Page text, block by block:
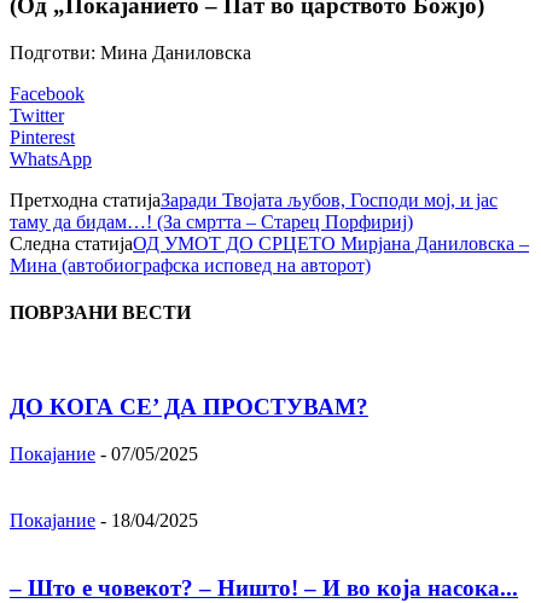
(Од „Покајанието – Пат во царството Божјо)
Подготви: Мина Даниловска
Facebook
Twitter
Pinterest
WhatsApp
Претходна статијаЗаради Твојата љубов, Господи мој, и јас
таму да бидам…! (За смртта – Старец Порфириј)
Следна статијаОД УМОТ ДО СРЦЕТО Мирјана Даниловска –
Мина (автобиографска исповед на автоpот)
ПОВРЗАНИ ВЕСТИ
ДО КОГА СЕ’ ДА ПРОСТУВАМ?
Покајание - 07/05/2025
Покајание - 18/04/2025
– Што е човекот? – Ништо! – И во која насока...